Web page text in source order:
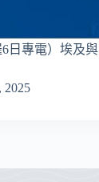
6日專電）埃及與
2025